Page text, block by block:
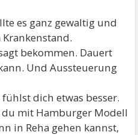
es ganz gewaltig und
bekommen. Dauert
Und Aussteuerung
dich etwas besser.
du mit Hamburger Modell
in Reha gehen kannst,